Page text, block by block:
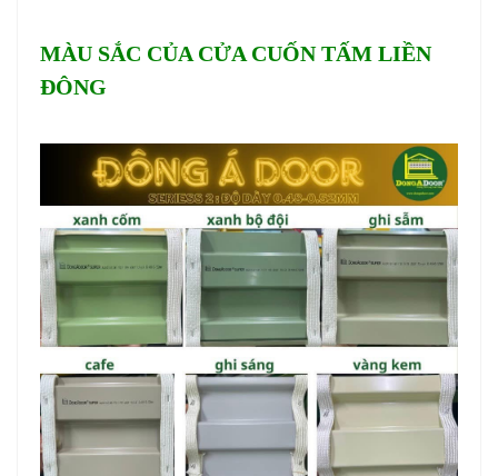
MÀU SẮC CỦA CỬA CUỐN TẤM LIỀN
ĐÔNG